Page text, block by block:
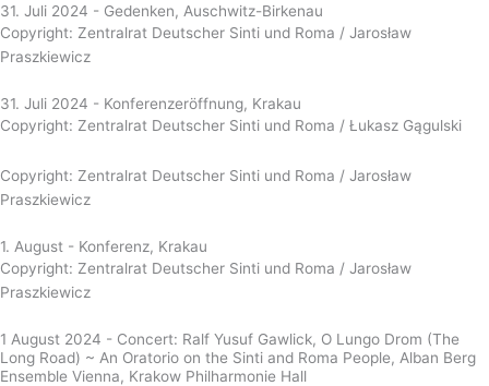
31. Juli 2024 - Gedenken, Auschwitz-Birkenau
Copyright: Zentralrat Deutscher Sinti und Roma / Jarosław
Praszkiewicz
31. Juli 2024 - Konferenzeröffnung, Krakau
Copyright: Zentralrat Deutscher Sinti und Roma / Łukasz Gągulski
Copyright: Zentralrat Deutscher Sinti und Roma / Jarosław
Praszkiewicz
1. August - Konferenz, Krakau
Copyright: Zentralrat Deutscher Sinti und Roma / Jarosław
Praszkiewicz
1 August 2024 - Concert: Ralf Yusuf Gawlick, O Lungo Drom (The
Long Road) ~ An Oratorio on the Sinti and Roma People, Alban Berg
Ensemble Vienna, Krakow Philharmonie Hall